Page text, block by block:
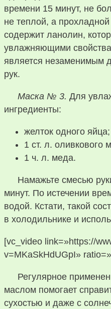
времени 15 минут, не
не теплой, а
содержит ланолин,
увлажняющими
является незаменимым
рук.
Маска № 3. Для
ингредиенты:
желток одного яйца;
1 ст. л. оливкового
1 ч. л. меда.
Намажьте смесью
минут. По истечении
водой. Кстати, такой
в холодильнике и
[vc_video link=»https://
v=MKaSkHdUGpI»
Регулярное
маслом помогает
сухостью и даже с